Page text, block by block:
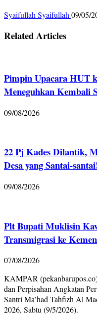
Syaifullah Syaifullah 09/05/
Related Articles
Pimpin Upacara HUT
Meneguhkan Kembali
09/08/2026
22 Pj Kades Dilantik,
Desa yang Santai-
09/08/2026
Plt Bupati Muklisin
Transmigrasi ke
07/08/2026
KAMPAR
dan Perpisahan Angkatan
Santri Ma’had Tahfizh Al
2026, Sabtu (9/5/2026).